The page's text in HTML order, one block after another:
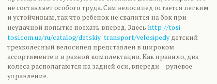
не составляет особого труда. Сам велосипед остается легким
и устойчивым, так что ребенок не свалится на бок при
неудачной попытке поехать вперед. Здесь http://tosi-
tosi.com.ua/ru/catalog/detskiy_transport/velosipedy детский
трехколесный велосипед представлен в широком
ассортименте и в разной комплектации. Как правило, два
колеса располагаются на задней оси, впереди – рулевое
управление.